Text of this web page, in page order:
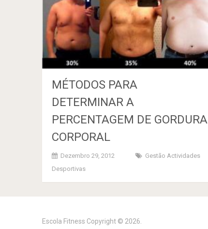
MÉTODOS PARA
DETERMINAR A
PERCENTAGEM DE GORDURA
CORPORAL
Dezembro 29, 2012
Gestão Actividades
Desportivas
Escola Fitness Copyright © 2026.